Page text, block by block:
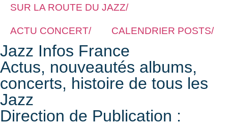
SUR LA ROUTE DU JAZZ/
ACTU CONCERT/ CALENDRIER POSTS/
Jazz Infos France
Actus, nouveautés albums,
concerts, histoire de tous les
Jazz
Direction de Publication :